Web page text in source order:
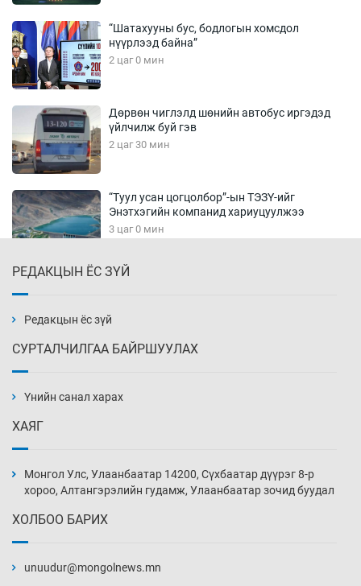
“Шатахууны бус, бодлогын хомсдол
нүүрлээд байна”
2 цаг 0 мин
Дөрвөн чиглэлд шөнийн автобус иргэдэд
үйлчилж буй гэв
2 цаг 30 мин
“Туул усан цогцолбор”-ын ТЭЗҮ-ийг
Энэтхэгийн компанид хариуцуулжээ
3 цаг 0 мин
3 цаг 30 мин
4 цаг 0 мин
4 цаг 30 мин
5 цаг 0 мин
РЕДАКЦЫН ЁС ЗҮЙ
Редакцын ёс зүй
СУРТАЛЧИЛГАА БАЙРШУУЛАХ
Үнийн санал харах
ХАЯГ
Монгол Улс, Улаанбаатар 14200, Сүхбаатар дүүрэг 8-р
хороо, Алтангэрэлийн гудамж, Улаанбаатар зочид буудал
ХОЛБОО БАРИХ
unuudur@mongolnews.mn